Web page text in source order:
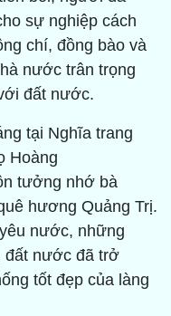
sự nghiệp cách
chí, đồng bào và
nước trân trọng
đất nước.
tại Nghĩa trang
Hoàng
tưởng nhớ bà
hương Quảng Trị.
nước, những
đất nước đã trở
tốt đẹp của làng